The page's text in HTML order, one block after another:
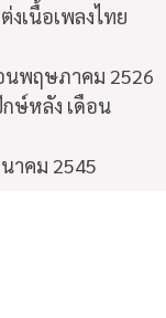
เนื้อเพลงไทย
นพฤษภาคม 2526
ษ์หลัง เดือน
าคม 2545